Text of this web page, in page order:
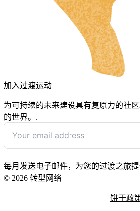
加入过渡运动
为可持续的未来建设具有复原力的社
的世界。.
每月发送电子邮件，为您的过渡之旅
© 2026 转型网络
饼干政